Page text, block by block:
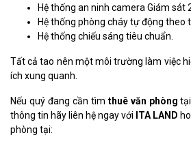
Hệ thống an ninh camera Giám sát
Hệ thống phòng cháy tự động theo
Hệ thống chiếu sáng tiêu chuẩn.
Tất cả tao nên một môi trường làm việc
ích xung quanh.
Nếu quý đang cần tìm thuê văn phòng
thông tin hãy liên hệ ngay với ITA LAND
phòng tại: